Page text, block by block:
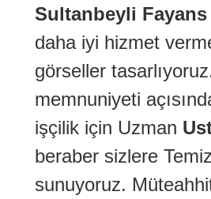
Sultanbeyli Fayans
daha iyi hizmet
görseller
memnuniyeti
işçilik için Uzman
beraber sizlere
sunuyoruz.